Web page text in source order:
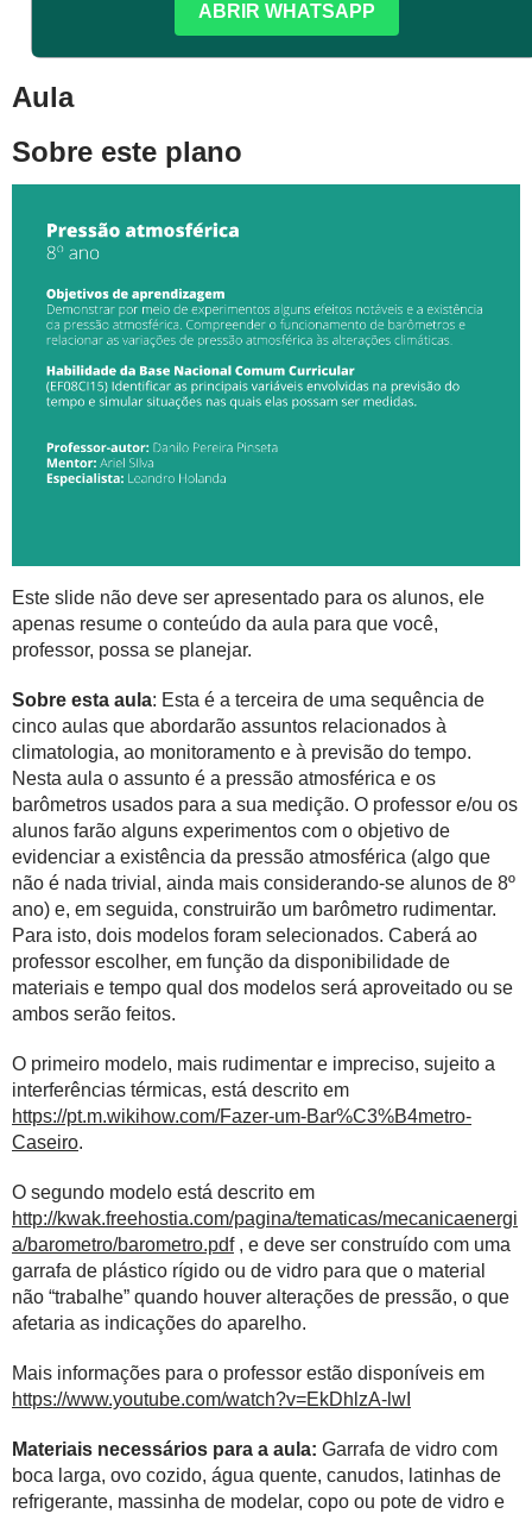
ABRIR WHATSAPP
Aula
Sobre este plano
Este slide não deve ser apresentado para os alunos, ele
apenas resume o conteúdo da aula para que você,
professor, possa se planejar.
Sobre esta aula: Esta é a terceira de uma sequência de
cinco aulas que abordarão assuntos relacionados à
climatologia, ao monitoramento e à previsão do tempo.
Nesta aula o assunto é a pressão atmosférica e os
barômetros usados para a sua medição. O professor e/ou os
alunos farão alguns experimentos com o objetivo de
evidenciar a existência da pressão atmosférica (algo que
não é nada trivial, ainda mais considerando-se alunos de 8º
ano) e, em seguida, construirão um barômetro rudimentar.
Para isto, dois modelos foram selecionados. Caberá ao
professor escolher, em função da disponibilidade de
materiais e tempo qual dos modelos será aproveitado ou se
ambos serão feitos.
O primeiro modelo, mais rudimentar e impreciso, sujeito a
interferências térmicas, está descrito em
https://pt.m.wikihow.com/Fazer-um-Bar%C3%B4metro-
Caseiro.
O segundo modelo está descrito em
http://kwak.freehostia.com/pagina/tematicas/mecanicaenergi
a/barometro/barometro.pdf, e deve ser construído com uma
garrafa de plástico rígido ou de vidro para que o material
não “trabalhe” quando houver alterações de pressão, o que
afetaria as indicações do aparelho.
Mais informações para o professor estão disponíveis em
https://www.youtube.com/watch?v=EkDhlzA-lwI
Materiais necessários para a aula: Garrafa de vidro com
boca larga, ovo cozido, água quente, canudos, latinhas de
refrigerante, massinha de modelar, copo ou pote de vidro e